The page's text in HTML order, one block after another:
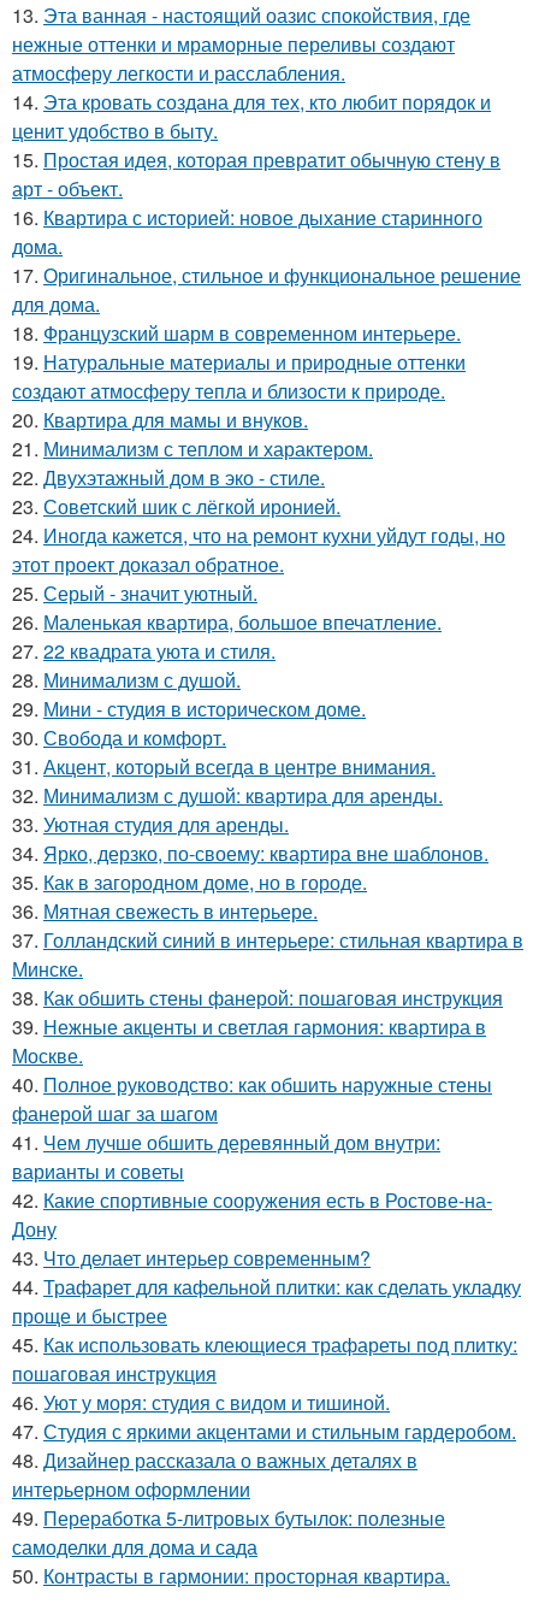
13. Эта ванная - настоящий оазис спокойствия, где
нежные оттенки и мраморные переливы создают
атмосферу легкости и расслабления.
14. Эта кровать создана для тех, кто любит порядок и
ценит удобство в быту.
15. Простая идея, которая превратит обычную стену в
арт - объект.
16. Квартира с историей: новое дыхание старинного
дома.
17. Оригинальное, стильное и функциональное решение
для дома.
18. Французский шарм в современном интерьере.
19. Натуральные материалы и природные оттенки
создают атмосферу тепла и близости к природе.
20. Квартира для мамы и внуков.
21. Минимализм с теплом и характером.
22. Двухэтажный дом в эко - стиле.
23. Советский шик с лёгкой иронией.
24. Иногда кажется, что на ремонт кухни уйдут годы, но
этот проект доказал обратное.
25. Серый - значит уютный.
26. Маленькая квартира, большое впечатление.
27. 22 квадрата уюта и стиля.
28. Минимализм с душой.
29. Мини - студия в историческом доме.
30. Свобода и комфорт.
31. Акцент, который всегда в центре внимания.
32. Минимализм с душой: квартира для аренды.
33. Уютная студия для аренды.
34. Ярко, дерзко, по-своему: квартира вне шаблонов.
35. Как в загородном доме, но в городе.
36. Мятная свежесть в интерьере.
37. Голландский синий в интерьере: стильная квартира в
Минске.
38. Как обшить стены фанерой: пошаговая инструкция
39. Нежные акценты и светлая гармония: квартира в
Москве.
40. Полное руководство: как обшить наружные стены
фанерой шаг за шагом
41. Чем лучше обшить деревянный дом внутри:
варианты и советы
42. Какие спортивные сооружения есть в Ростове-на-
Дону
43. Что делает интерьер современным?
44. Трафарет для кафельной плитки: как сделать укладку
проще и быстрее
45. Как использовать клеющиеся трафареты под плитку:
пошаговая инструкция
46. Уют у моря: студия с видом и тишиной.
47. Студия с яркими акцентами и стильным гардеробом.
48. Дизайнер рассказала о важных деталях в
интерьерном оформлении
49. Переработка 5-литровых бутылок: полезные
самоделки для дома и сада
50. Контрасты в гармонии: просторная квартира.